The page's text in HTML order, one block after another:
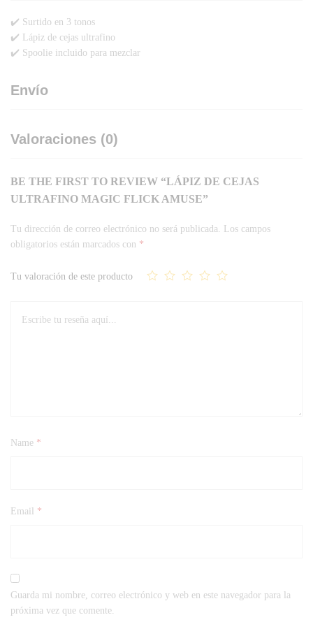
✔️ Surtido en 3 tonos
✔️ Lápiz de cejas ultrafino
✔️ Spoolie incluido para mezclar
Envío
Valoraciones (0)
BE THE FIRST TO REVIEW “LÁPIZ DE CEJAS
ULTRAFINO MAGIC FLICK AMUSE”
Tu dirección de correo electrónico no será publicada.
Los campos
obligatorios están marcados con *
Tu valoración de este producto
Name *
Email *
Guarda mi nombre, correo electrónico y web en este navegador para la
próxima vez que comente.